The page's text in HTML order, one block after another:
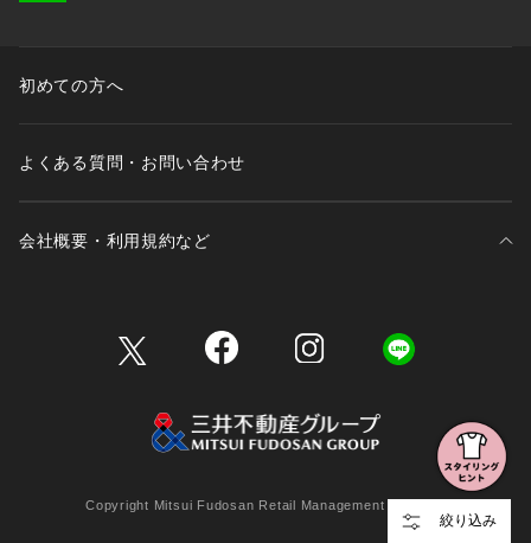
絞り込み
初めての方へ
よくある質問・お問い合わせ
会社概要・利用規約など
Copyright Mitsui Fudosan Retail Management Co., Ltd.